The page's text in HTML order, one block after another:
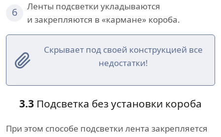
6
Ленты подсветки укладываются
и закрепляются в «кармане» короба.
Скрывает под своей конструкцией все
недостатки!
3.3 Подсветка без установки короба
При этом способе подсветки лента закрепляется